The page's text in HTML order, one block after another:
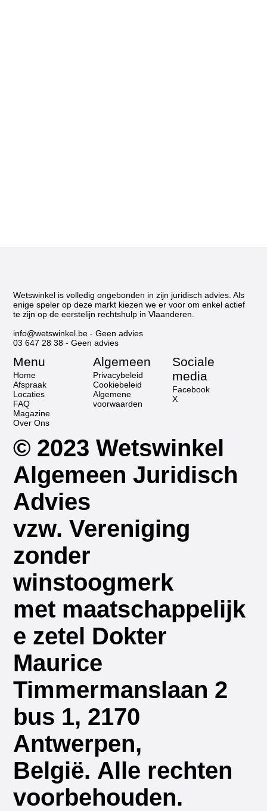
© 2023 Wetswinkel
Algemeen Juridisch
Advies
vzw. Vereniging
zonder
winstoogmerk
met maatschappelijk
e zetel Dokter
Maurice
Timmermanslaan 2
bus 1, 2170
Antwerpen,
België. Alle rechten
voorbehouden.
Wetswinkel is volledig ongebonden in zijn juridisch advies. Als
enige speler op deze markt kiezen we er voor om enkel actief
te zijn op de eerstelijn rechtshulp in Vlaanderen.
info@wetswinkel.be - Geen advies
03 647 28 38 - Geen advies
Algemeen
Privacybeleid
Cookiebeleid
Algemene
voorwaarden
Sociale
media
Facebook
X
Menu
Home
Afspraak
Locaties
FAQ
Magazine
Over Ons